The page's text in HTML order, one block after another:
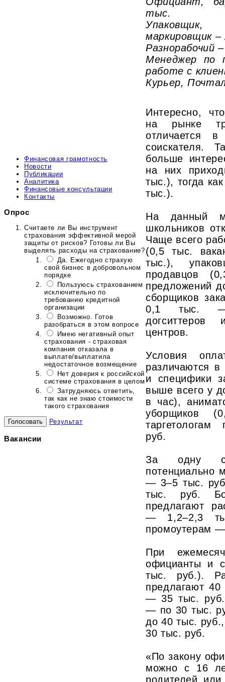
Финансовая грамотность
Новости
Публикации
Аналитика
Финансовые консультации
Контакты
Опрос
Считаете ли Вы инструмент
страхования эффективной мерой
защиты от рисков? Готовы ли Вы
выделять расходы на страхование?
Да. Ежегодно страхую
свой бизнес в добровольном
порядке
Пользуюсь страхованием
исключительно по
требованию кредитной
организации
Возможно. Готов
разобраться в этом вопросе
Имею негативный опыт
страхования - страховая
компания отказала в
выплате/выплатила
недостаточное возмещение
Нет доверия к российской
системе страхования в целом
Затрудняюсь ответить,
так как не знаю стоимости
такого страхования
Результат
Вакансии
тыс.
маркировщик
Разнорабочий
Менеджер по
работе с
Курьер,
Интересно,
на рынке
отличается
соискателя.
больше
на них
тыс.), тогда
тыс.).
На данный
школьников
Чаще всего
(0,5 тыс.
тыс.),
продавцов
предложений
сборщиков
0,1 тыс. —
догситтеров
центров.
Условия
различаются в
и специфики
выше всего у
в час),
уборщиков
руб.
За одну
потенциально
— 3–5 тыс.
тыс. руб.
предлагают
— 1,2–2,3
промоутерам
При
официанты и
тыс. руб.).
предлагают
— 35 тыс.
— по 30 тыс.
до 40 тыс.
30 тыс. руб.
«По закону
можно с 16
родителей или